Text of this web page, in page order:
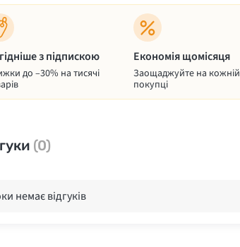
з підпискою
до –30% на тисячі
Економія щомісяця
Заощаджуйте на кожній
покупці
(0)
немає відгуків